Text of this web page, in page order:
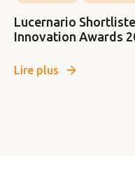
Lucernario
Innovation Awards
Lire plus